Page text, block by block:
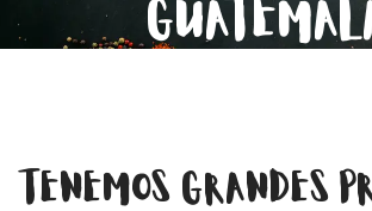
TENEMOS GRANDES